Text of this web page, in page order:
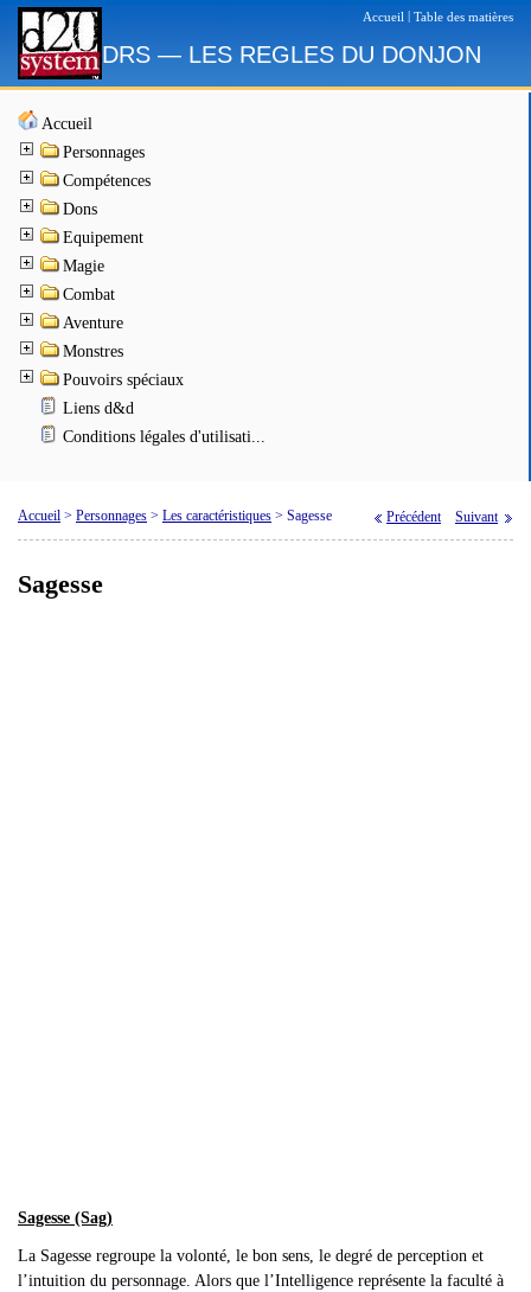
Accueil Table des matières
DRS — LES REGLES DU DONJON
Accueil
Personnages
Compétences
Dons
Equipement
Magie
Combat
Aventure
Monstres
Pouvoirs spéciaux
Liens d&d
Conditions légales d'utilisati...
Accueil > Personnages > Les caractéristiques > Sagesse Précédent Suivant
Sagesse
Sagesse (Sag)
La Sagesse regroupe la volonté, le bon sens, le degré de perception et
l’intuition du personnage. Alors que l’Intelligence représente la faculté à